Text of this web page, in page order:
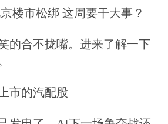
、横河精密、渝开发同期
量分别为183家、59家、
、5家和3家。
龙头新易盛自4月低点
楼市松绑 这周要干大事？
的合不拢嘴。进来了解一下
市的汽配股